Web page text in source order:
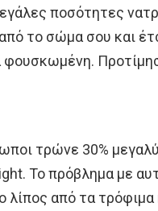
ποσότητες
το σώμα σου και
φουσκωμένη.
τρώνε 30%
Το πρόβλημα με
λίπος από τα τρόφιμα